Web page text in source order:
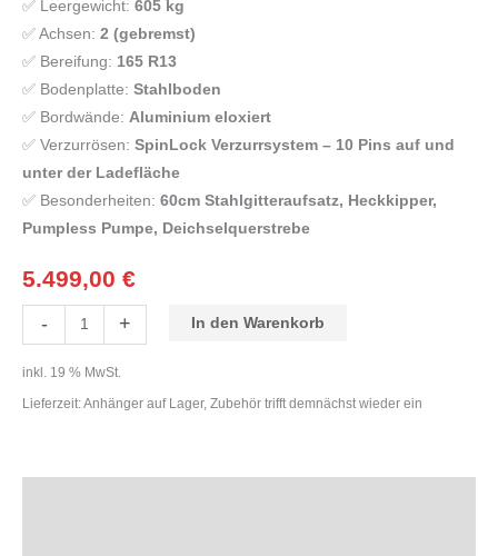
✅ Leergewicht: 605 kg
✅ Achsen: 2 (gebremst)
✅ Bereifung: 165 R13
✅ Bodenplatte: Stahlboden
✅ Bordwände: Aluminium eloxiert
✅ Verzurrösen: SpinLock Verzurrsystem – 10 Pins auf und
unter der Ladefläche
✅ Besonderheiten: 60cm Stahlgitteraufsatz, Heckkipper,
Pumpless Pumpe, Deichselquerstrebe
5.499,00 €
- + In den Warenkorb
inkl. 19 % MwSt.
Lieferzeit:Anhänger auf Lager, Zubehör trifft demnächst wieder ein